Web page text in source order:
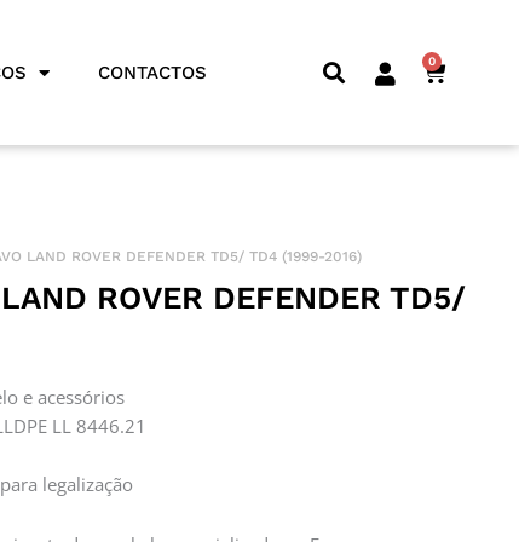
CONTACTOS
0
CART
LAND ROVER DEFENDER TD5/ TD4 (1999-2016)
ROVER DEFENDER TD5/
e acessórios
LL 8446.21
legalização